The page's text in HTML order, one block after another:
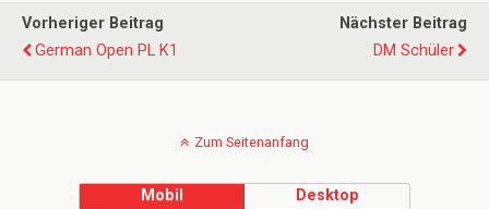
Vorheriger Beitrag
German Open PL K1
Nächster Beitrag
DM Schüler
Zum Seitenanfang
Mobil Desktop